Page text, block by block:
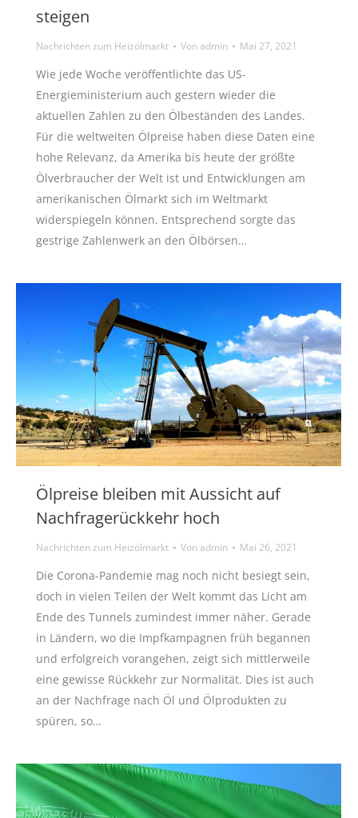
steigen
Nachrichten zum Heizölmarkt Vonadmin Mai 27, 2021
Wie jede Woche veröffentlichte das US-
Energieministerium auch gestern wieder die
aktuellen Zahlen zu den Ölbeständen des Landes.
Für die weltweiten Ölpreise haben diese Daten eine
hohe Relevanz, da Amerika bis heute der größte
Ölverbraucher der Welt ist und Entwicklungen am
amerikanischen Ölmarkt sich im Weltmarkt
widerspiegeln können. Entsprechend sorgte das
gestrige Zahlenwerk an den Ölbörsen…
Ölpreise bleiben mit Aussicht auf
Nachfragerückkehr hoch
Nachrichten zum Heizölmarkt Vonadmin Mai 26, 2021
Die Corona-Pandemie mag noch nicht besiegt sein,
doch in vielen Teilen der Welt kommt das Licht am
Ende des Tunnels zumindest immer näher. Gerade
in Ländern, wo die Impfkampagnen früh begannen
und erfolgreich vorangehen, zeigt sich mittlerweile
eine gewisse Rückkehr zur Normalität. Dies ist auch
an der Nachfrage nach Öl und Ölprodukten zu
spüren, so…